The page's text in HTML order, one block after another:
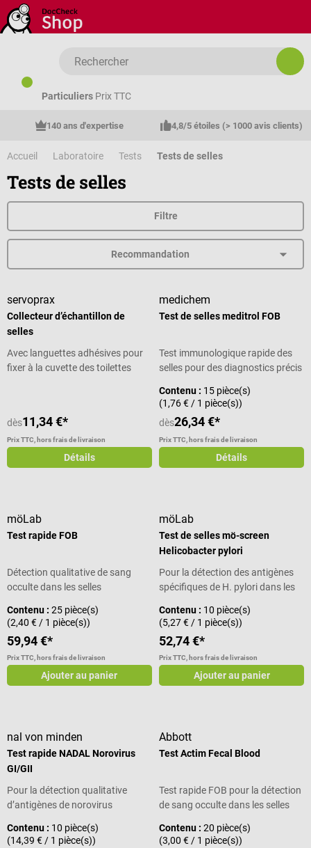
Passer au contenu principal
Particuliers Prix TTC
140 ans d'expertise 4,8/5 étoiles (> 1000 avis clients)
Accueil Laboratoire Tests Tests de selles
Tests de selles
Filtre
servoprax
Collecteur d’échantillon de
selles
Avec languettes adhésives pour
fixer à la cuvette des toilettes
dès11,34 €*
Prix TTC, hors frais de livraison
Détails
medichem
Test de selles meditrol FOB
Test immunologique rapide des
selles pour des diagnostics précis
Contenu : 15 pièce(s)
(1,76 € / 1 pièce(s))
dès26,34 €*
Prix TTC, hors frais de livraison
Détails
möLab
Test rapide FOB
Détection qualitative de sang
occulte dans les selles
Contenu : 25 pièce(s)
(2,40 € / 1 pièce(s))
59,94 €*
Prix TTC, hors frais de livraison
Ajouter au panier
möLab
Test de selles mö-screen
Helicobacter pylori
Pour la détection des antigènes
spécifiques de H. pylori dans les
Contenu : 10 pièce(s)
(5,27 € / 1 pièce(s))
52,74 €*
Prix TTC, hors frais de livraison
Ajouter au panier
nal von minden
Test rapide NADAL Norovirus
GI/GII
Pour la détection qualitative
d’antigènes de norovirus
Contenu : 10 pièce(s)
(14,39 € / 1 pièce(s))
Abbott
Test Actim Fecal Blood
Test rapide FOB pour la détection
de sang occulte dans les selles
Contenu :20 pièce(s)
(3,00 € / 1 pièce(s))